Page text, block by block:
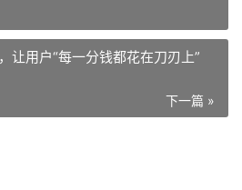
让用户“每一分钱都花在刀刃上”
下一篇 »